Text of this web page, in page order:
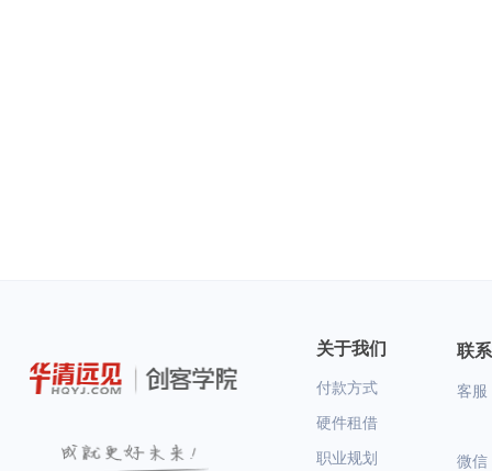
关于我们
付款方式
硬件租借
职业规划
联
客服
微信